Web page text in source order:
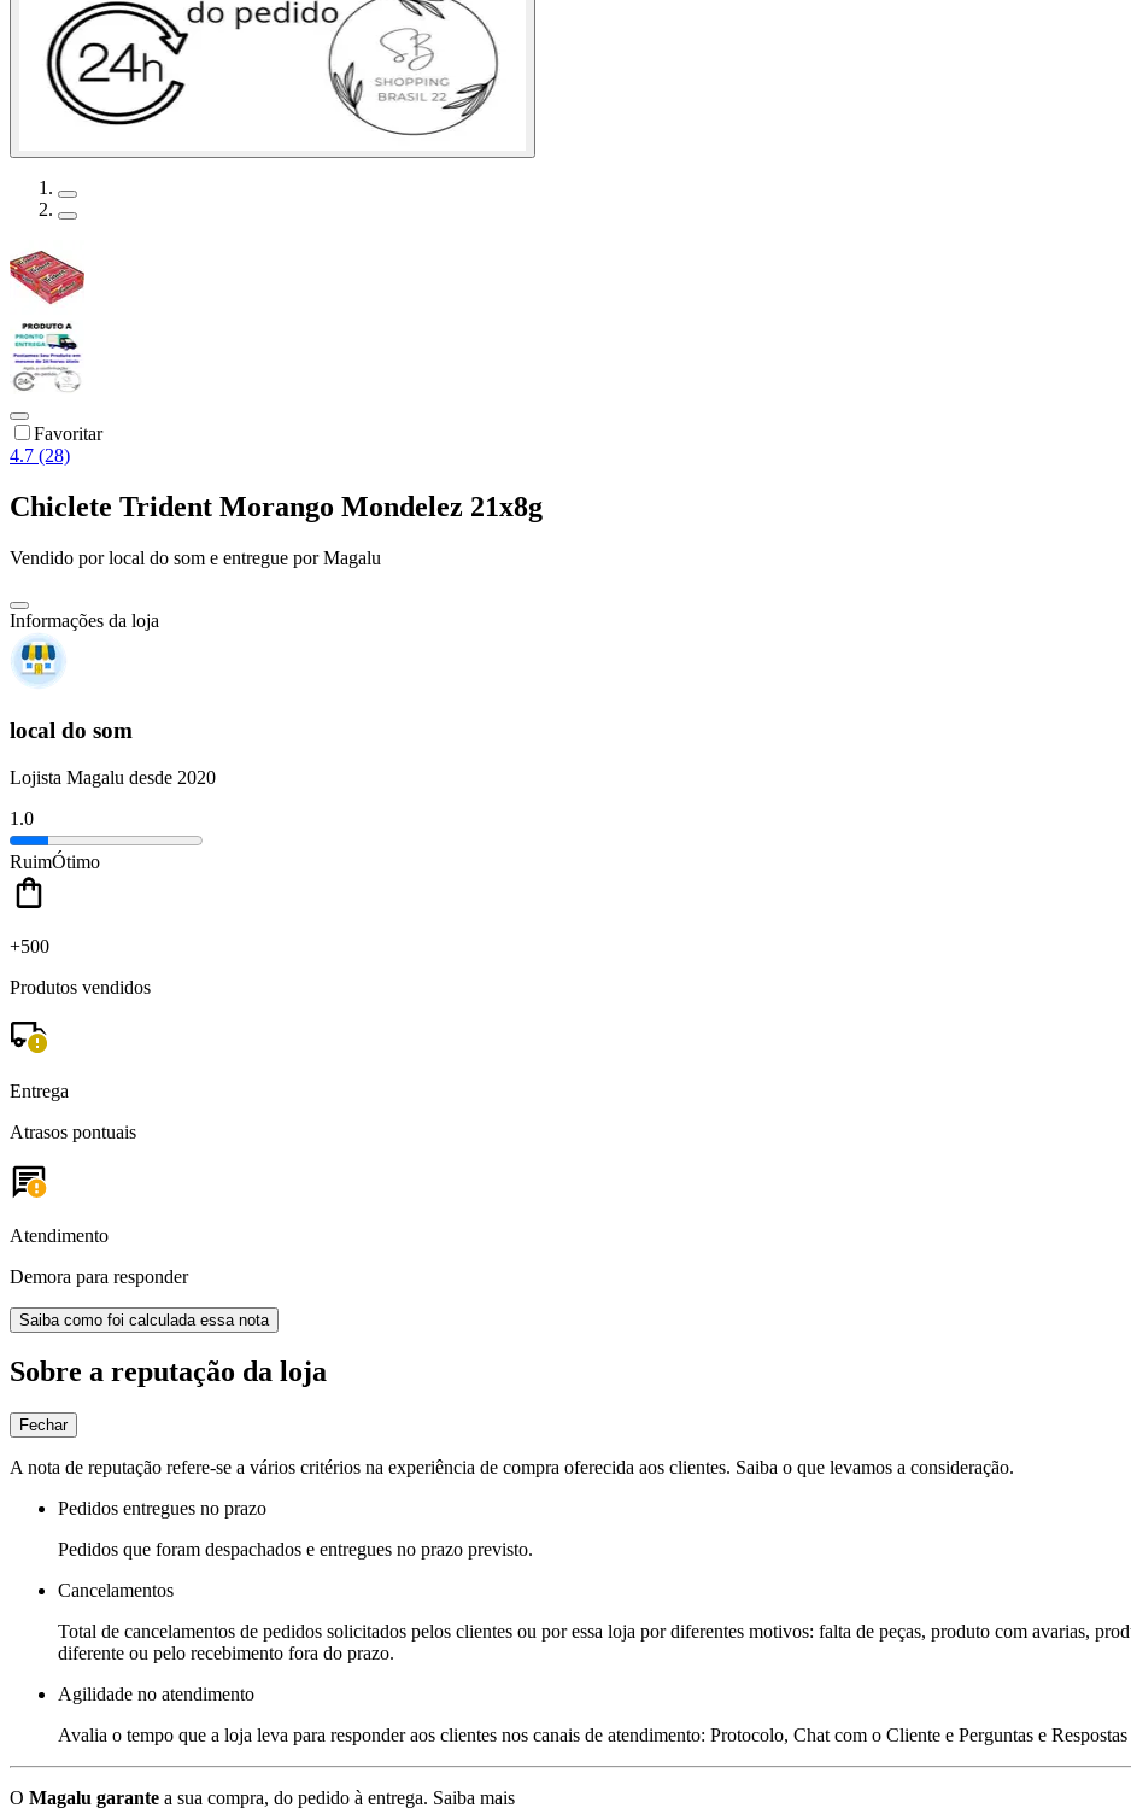
Favoritar
4.7 (28)
Chiclete Trident Morango Mondelez 21x8g
Vendido porlocal do som e entregue por Magalu
Informações da loja
local do som
Lojista Magalu desde 2020
1.0
RuimÓtimo
+500
Produtos vendidos
Entrega
Atrasos pontuais
Atendimento
Demora para responder
Saiba como foi calculada essa nota
Sobre a reputação da loja
Fechar
A nota de reputação refere-se a vários critérios na experiência de compra oferecida aos clientes. Saiba o que levamos a consideração.
Pedidos entregues no prazo
Pedidos que foram despachados e entregues no prazo previsto.
Cancelamentos
Total de cancelamentos de pedidos solicitados pelos clientes ou por essa loja por diferentes motivos: falta de peças, produto com avarias,
diferente ou pelo recebimento fora do prazo.
Agilidade no atendimento
Avalia o tempo que a loja leva para responder aos clientes nos canais de atendimento: Protocolo, Chat com o Cliente e Perguntas e Respostas
O Magalu garante a sua compra, do pedido à entrega. Saiba mais